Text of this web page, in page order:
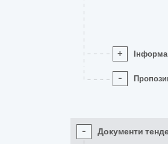
+
-
- Документи